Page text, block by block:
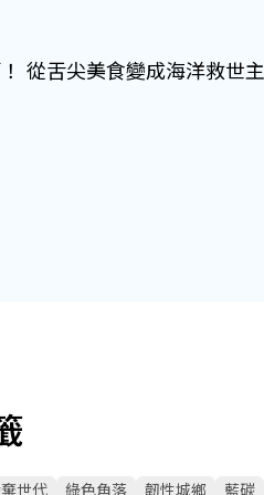
從舌尖美食變成海洋救世主
世代 綠色角落 韌性城鄉 藍碳